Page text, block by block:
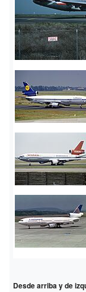
Desde arriba y de